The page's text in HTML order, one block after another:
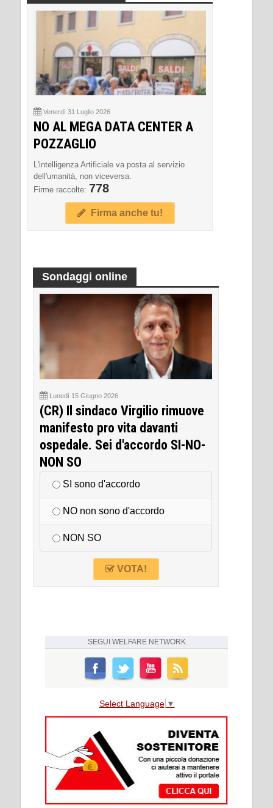
Venerdì 31 Luglio 2026
NO AL MEGA DATA CENTER A
POZZAGLIO
L'intelligenza Artificiale va posta al servizio
dell'umanità, non viceversa.
Firme raccolte: 778
Firma anche tu!
Sondaggi online
Lunedì 15 Giugno 2026
(CR) Il sindaco Virgilio rimuove
manifesto pro vita davanti
ospedale. Sei d'accordo SI-NO-
NON SO
SI sono d'accordo
NO non sono d'accordo
NON SO
VOTA!
SEGUI WELFARE NETWORK
Select Language ▼